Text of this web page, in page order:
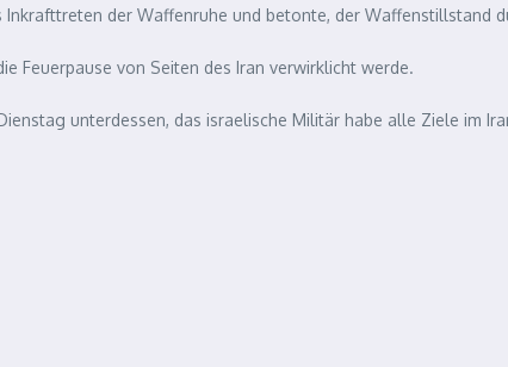
der Waffenruhe und betonte, der Waffenstillstand
Feuerpause von Seiten des Iran verwirklicht werde.
unterdessen, das israelische Militär habe alle Ziele im